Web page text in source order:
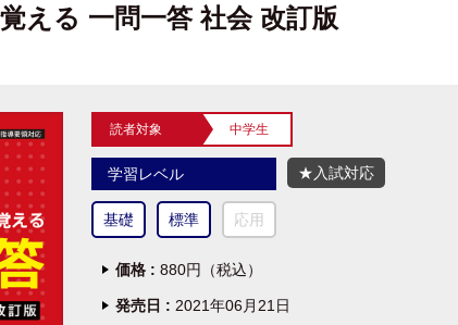
える 一問一答 社会 改訂版
読者対象 中学生
学習レベル
基礎 標準 応用
★入試対応
価格 : 880円（税込）
発売日 : 2021年06月21日